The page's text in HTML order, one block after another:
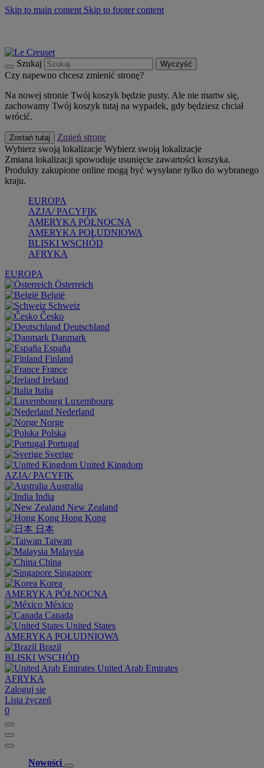
Skip to main content Skip to footer content
Szukaj Wyczyść
Czy napewno chcesz zmienić stronę?
Na nowej stronie Twój koszyk będzie pusty. Ale nie martw się,
zachowamy Twój koszyk tutaj na wypadek, gdy będziesz chciał
wrócić.
Zostań tutaj
Zmień stronę
Wybierz swoją lokalizacje Wybierz swoją lokalizacje
Zmiana lokalizacji spowoduje usunięcie zawartości koszyka.
Produkty zakupione online mogą być wysyłane tylko do wybranego
kraju.
EUROPA
AZJA/ PACYFIK
AMERYKA PÓŁNOCNA
AMERYKA POŁUDNIOWA
BLISKI WSCHÓD
AFRYKA
EUROPA
Österreich
België
Schweiz
Česko
Deutschland
Danmark
España
Finland
France
Ireland
Italia
Luxembourg
Nederland
Norge
Polska
Portugal
Sverige
United Kingdom
AZJA/ PACYFIK
Australia
India
New Zealand
Hong Kong
日本
Taiwan
Malaysia
China
Singapore
Korea
AMERYKA PÓŁNOCNA
México
Canada
United States
AMERYKA POŁUDNIOWA
Brazil
BLISKI WSCHÓD
United Arab Emirates
AFRYKA
Zaloguj się
Lista życzeń
0
Nowości